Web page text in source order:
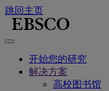
跳回主页
开始您的研究
解决方案
高校图书馆